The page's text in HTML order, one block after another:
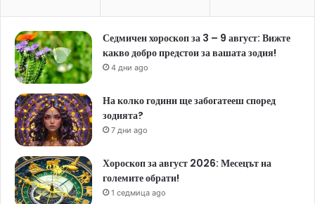
Седмичен хороскоп за 3 – 9 август: Вижте
какво добро предстои за вашата зодия!
4 дни ago
На колко години ще забогатееш според
зодията?
7 дни ago
Хороскоп за август 2026: Месецът на
големите обрати!
1 седмица ago